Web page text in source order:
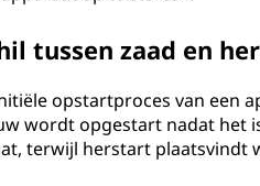
tussen zaad en
opstartproces van een
wordt opgestart nadat het
terwijl herstart plaatsvindt